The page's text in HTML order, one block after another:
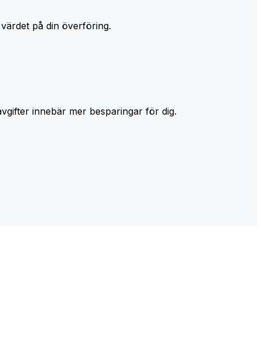
på din överföring.
innebär mer besparingar för dig.